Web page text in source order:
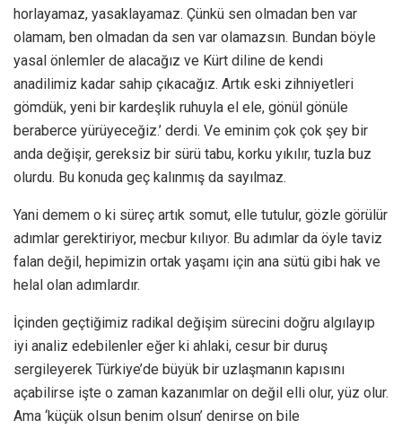
horlayamaz, yasaklayamaz. Çünkü sen olmadan ben var
olamam, ben olmadan da sen var olamazsın. Bundan böyle
yasal önlemler de alacağız ve Kürt diline de kendi
anadilimiz kadar sahip çıkacağız. Artık eski zihniyetleri
gömdük, yeni bir kardeşlik ruhuyla el ele, gönül gönüle
beraberce yürüyeceğiz.’ derdi. Ve eminim çok çok şey bir
anda değişir, gereksiz bir sürü tabu, korku yıkılır, tuzla buz
olurdu. Bu konuda geç kalınmış da sayılmaz.
Yani demem o ki süreç artık somut, elle tutulur, gözle görülür
adımlar gerektiriyor, mecbur kılıyor. Bu adımlar da öyle taviz
falan değil, hepimizin ortak yaşamı için ana sütü gibi hak ve
helal olan adımlardır.
İçinden geçtiğimiz radikal değişim sürecini doğru algılayıp
iyi analiz edebilenler eğer ki ahlaki, cesur bir duruş
sergileyerek Türkiye’de büyük bir uzlaşmanın kapısını
açabilirse işte o zaman kazanımlar on değil elli olur, yüz olur.
Ama ‘küçük olsun benim olsun’ denirse on bile